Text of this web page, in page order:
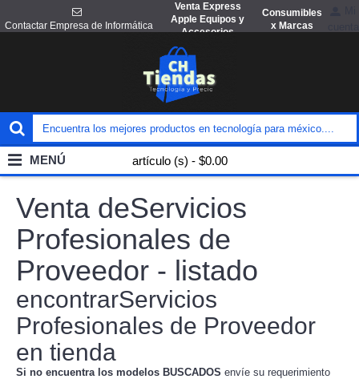
Contactar Empresa de Informática
Venta Express
Apple Equipos y
Accesorios
Consumibles
x Marcas
artículo (s) - $0.00
MENÚ
Venta deServicios
Profesionales de
Proveedor - listado
encontrarServicios
Profesionales de Proveedor
en tienda
Si no encuentra los modelos BUSCADOS envíe su requerimiento